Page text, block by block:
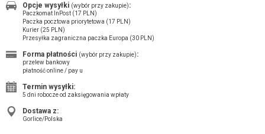
Opcje wysyłki (wybór przy zakupie):
Paczkomat InPost (17 PLN)
Paczka pocztowa priorytetowa (17 PLN)
Kurier (25 PLN)
Przesyłka zagraniczna paczka Europa (30 PLN)
Forma płatności (wybór przy zakupie):
przelew bankowy
płatność online / pay u
Termin wysyłki:
5 dni robocze od zaksięgowania wpłaty
Dostawa z:
Gorlice/Polska